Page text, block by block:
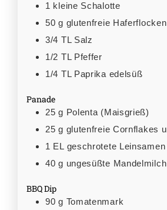
1 kleine Schalotte
50 g glutenfreie Haferflocken
3/4 TL Salz
1/2 TL Pfeffer
1/4 TL Paprika edelsüß
Panade
25 g Polenta (Maisgrieß)
25 g glutenfreie Cornflakes
1 EL geschrotete Leinsamen
40 g ungesüßte Mandelmilch
BBQ Dip
90 g Tomatenmark